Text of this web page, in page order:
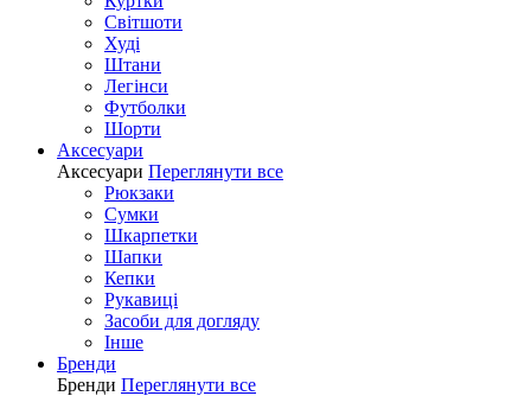
Світшоти
Худі
Штани
Легінси
Футболки
Шорти
Аксесуари
Аксесуари Переглянути все
Рюкзаки
Сумки
Шкарпетки
Шапки
Кепки
Рукавиці
Засоби для догляду
Інше
Бренди
Бренди Переглянути все